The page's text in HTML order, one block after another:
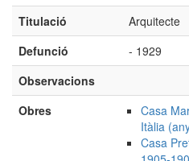
Titulació
Arquitecte
Defunció
- 1929
Observacions
Obres
Casa
Itàlia
Casa